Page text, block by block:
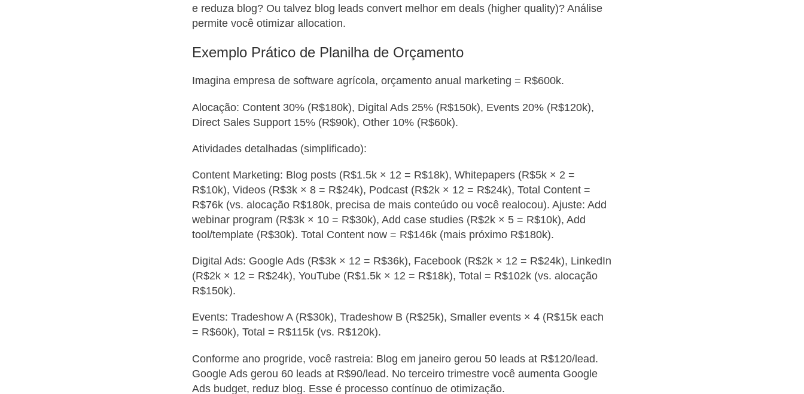
e reduza blog? Ou talvez blog leads convert melhor em deals (higher quality)? Análise
permite você otimizar allocation.
Exemplo Prático de Planilha de Orçamento
Imagina empresa de software agrícola, orçamento anual marketing = R$600k.
Alocação: Content 30% (R$180k), Digital Ads 25% (R$150k), Events 20% (R$120k),
Direct Sales Support 15% (R$90k), Other 10% (R$60k).
Atividades detalhadas (simplificado):
Content Marketing: Blog posts (R$1.5k × 12 = R$18k), Whitepapers (R$5k × 2 =
R$10k), Videos (R$3k × 8 = R$24k), Podcast (R$2k × 12 = R$24k), Total Content =
R$76k (vs. alocação R$180k, precisa de mais conteúdo ou você realocou). Ajuste: Add
webinar program (R$3k × 10 = R$30k), Add case studies (R$2k × 5 = R$10k), Add
tool/template (R$30k). Total Content now = R$146k (mais próximo R$180k).
Digital Ads: Google Ads (R$3k × 12 = R$36k), Facebook (R$2k × 12 = R$24k), LinkedIn
(R$2k × 12 = R$24k), YouTube (R$1.5k × 12 = R$18k), Total = R$102k (vs. alocação
R$150k).
Events: Tradeshow A (R$30k), Tradeshow B (R$25k), Smaller events × 4 (R$15k each
= R$60k), Total = R$115k (vs. R$120k).
Conforme ano progride, você rastreia: Blog em janeiro gerou 50 leads at R$120/lead.
Google Ads gerou 60 leads at R$90/lead. No terceiro trimestre você aumenta Google
Ads budget, reduz blog. Esse é processo contínuo de otimização.